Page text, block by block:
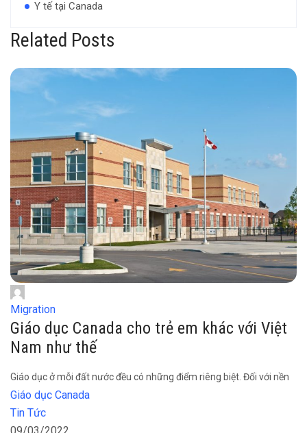
Y tế tại Canada
Related Posts
Migration
Giáo dục Canada cho trẻ em khác với Việt
Nam như thế
Giáo dục ở mỗi đất nước đều có những điểm riêng biệt. Đối với nền
Giáo dục Canada
Tin Tức